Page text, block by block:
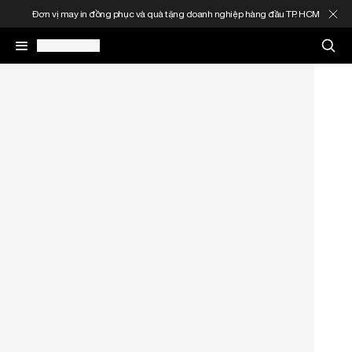
Đơn vị may in đồng phục và quà tặng doanh nghiệp hàng đầu TP. HCM